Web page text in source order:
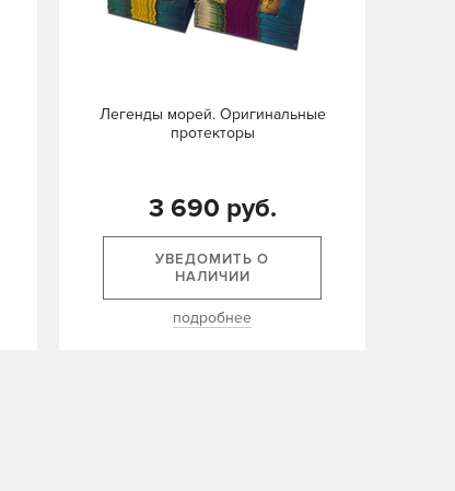
Легенды морей. Оригинальные
протекторы
3 690 руб.
УВЕДОМИТЬ О
НАЛИЧИИ
подробнее